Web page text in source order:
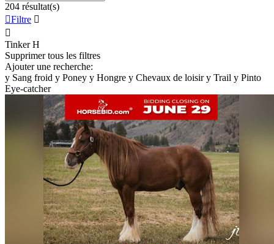
204 résultat(s)
Filtre 

Tinker H
Supprimer tous les filtres
Ajouter une recherche:
y Sang froid y Poney y Hongre y Chevaux de loisir y Trail y Pinto
Eye-catcher